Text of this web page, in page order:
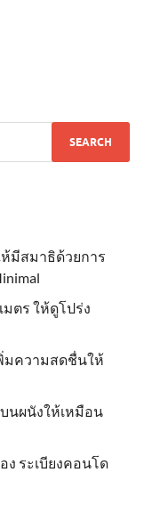
ห้มีสมาธิด้วยการ
มตร ให้ดูโปร่ง
พิ่มความสดชื่นให้
บนผนังให้เหมือน
ง ระเบียงคอนโด